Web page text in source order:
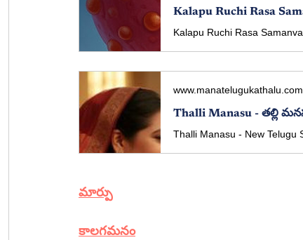
www.manatelugukathalu.com
మార్పు
కాలగమనం